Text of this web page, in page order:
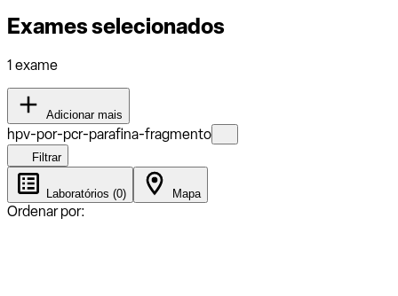
Exames selecionados
1 exame
Adicionar mais
hpv-por-pcr-parafina-fragmento
Filtrar
Laboratórios (0) Mapa
Ordenar por: